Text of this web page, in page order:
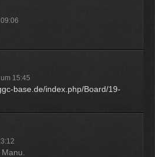
15:45
base.de/index.php/Board/19-